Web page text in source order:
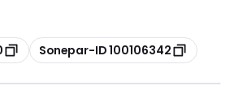
Kopioi
Sonepar-ID 100106342